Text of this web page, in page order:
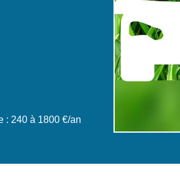
: 240 à 1800 €/an